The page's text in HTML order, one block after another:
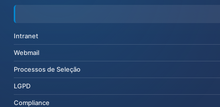
Intranet
Webmail
Processos de Seleção
LGPD
Compliance